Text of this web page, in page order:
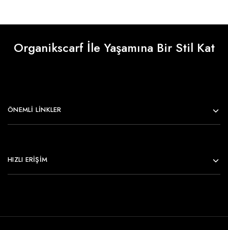
Organikscarf İle Yaşamına Bir Stil Kat
ÖNEMLI LINKLER
HIZLI ERİŞİM